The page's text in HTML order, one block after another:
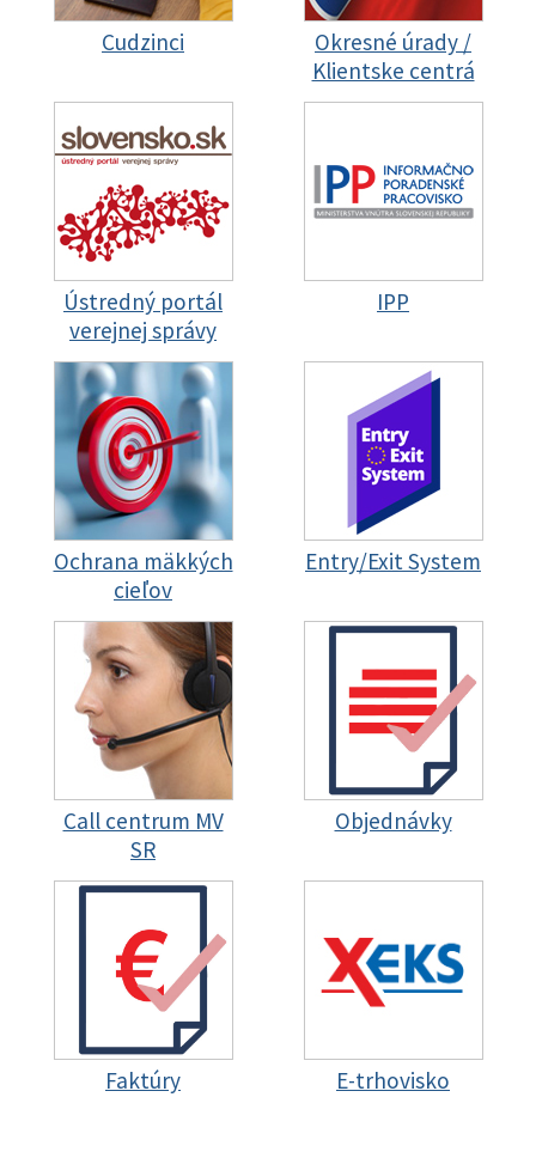
Cudzinci
Okresné úrady /
Klientske centrá
Ústredný portál
verejnej správy
IPP
Ochrana mäkkých
cieľov
Entry/Exit System
Call centrum MV
SR
Objednávky
Faktúry E-trhovisko